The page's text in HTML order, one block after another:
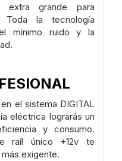
grande para
Toda la tecnología
mínimo ruido y la
el sistema DIGITAL
eléctrica lograrás un
y consumo.
raíl único +12v te
exigente.